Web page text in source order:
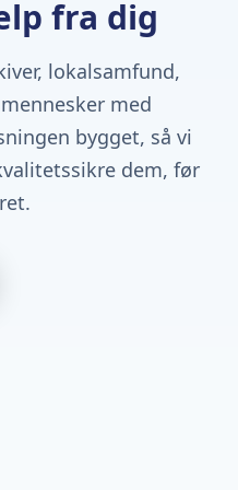
fra dig
lokalsamfund,
med
bygget, så vi
dem, før